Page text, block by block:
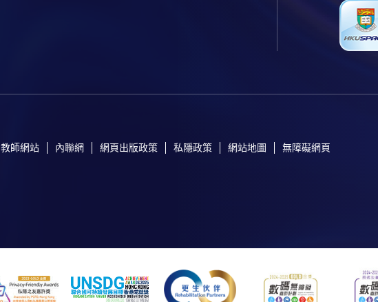
教師網站 內聯網 網頁出版政策 私隱政策 網站地圖 無障礙網頁